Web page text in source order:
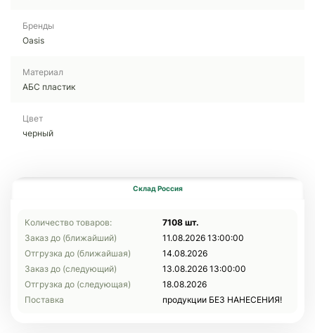
Бренды
Oasis
Материал
АБС пластик
Цвет
черный
Склад Россия
Количество товаров:
7108 шт.
Заказ до (ближайший)
11.08.2026 13:00:00
Отгрузка до (ближайшая)
14.08.2026
Заказ до (следующий)
13.08.2026 13:00:00
Отгрузка до (следующая)
18.08.2026
Поставка
продукции БЕЗ НАНЕСЕНИЯ!